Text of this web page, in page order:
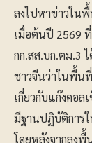
ลงไปหาข่าวใน
เมื่อต้นปี 2569
กก.สส.บก.ตม.3
ชาวจีนว่าในพื้น
เกี่ยวกับแก๊งคอล
มีฐานปฏิบัติการ
โดยหลังจากลง